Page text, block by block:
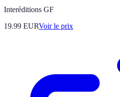
Interéditions GF
19.99 EURVoir le prix